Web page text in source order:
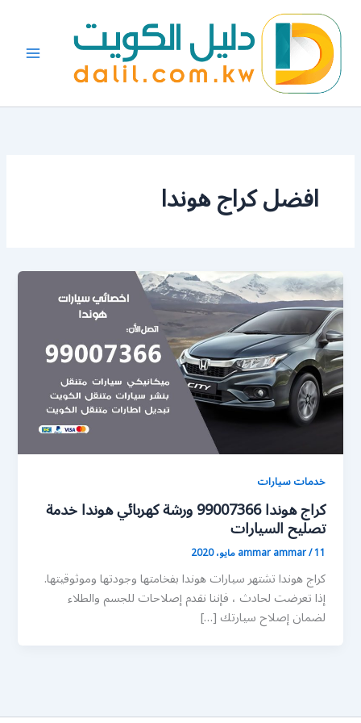
المحتوى
افضل كراج هوندا
خدمات سيارات
كراج هوندا 99007366 ورشة كهربائي هوندا خدمة
تصليح السيارات
ammar ammar/11 مايو، 2020
كراج هوندا تشتهر سيارات هوندا بفخامتها وجودتها وموثوقيتها.
إذا تعرضت لحادث ، فإننا نقدم إصلاحات للجسم والطلاء
لضمان إصلاح سيارتك […]